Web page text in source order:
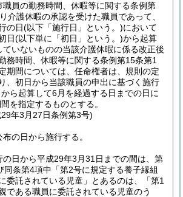
職員の勤務時間、休暇等に関する条例第
介護休暇の承認を受けた職員であって、
の日(以下「施行日」という。)において
日(以下単に「初日」という。)から起算
ていないものの当該介護休暇に係る改正後
務時間、休暇等に関する条例第15条第1
期間については、任命権者は、規則の定
、初日から当該職員の申出に基づく施行
ら起算して6月を経過する日までの日に
を指定するものとする。
年3月27日条例第3号)
の日から施行する。
の日から平成29年3月31日までの間は、第
同条第4項中「第2号に規定する養子縁組
委託されている児童」とあるのは、「第1
である職員に委託されている児童のう